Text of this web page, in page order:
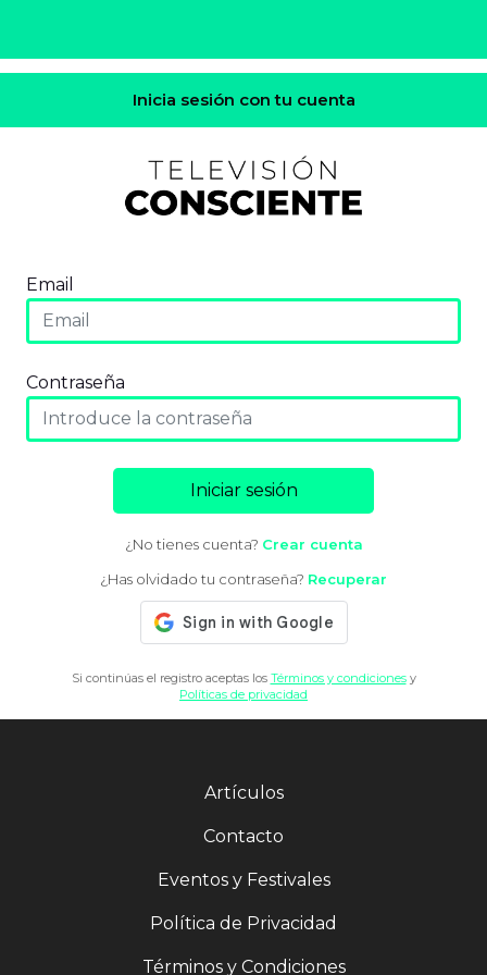
Inicia sesión con tu cuenta
Email
Contraseña
Iniciar sesión
¿No tienes cuenta? Crear cuenta
¿Has olvidado tu contraseña? Recuperar
Si continúas el registro aceptas los Términos y condicionesy
Políticas de privacidad
Artículos
Contacto
Eventos y Festivales
Política de Privacidad
Términos y Condiciones